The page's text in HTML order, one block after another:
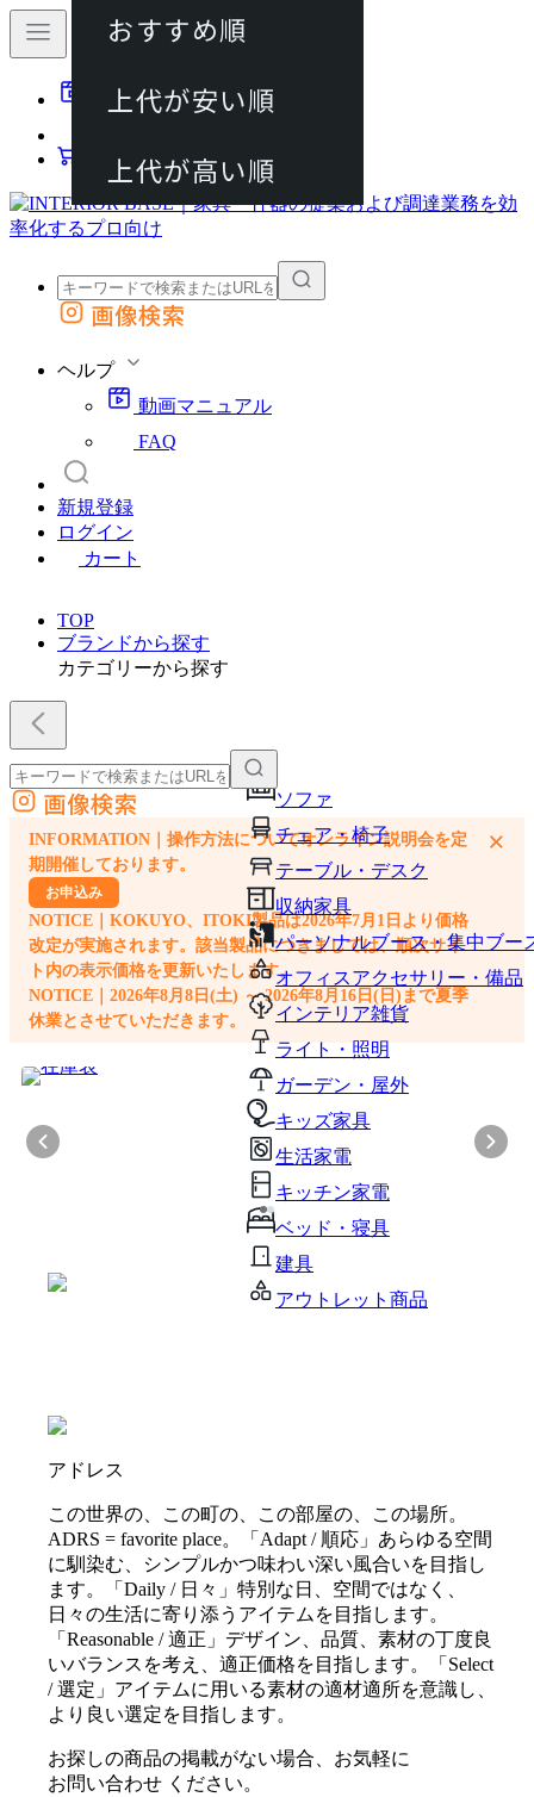
動画マニュアル
カート
外部サイトの商品をカートに追加
画像検索
ヘルプ
動画マニュアル
FAQ
新規登録
ログイン
カート
TOP
ブランドから探す
カテゴリーから探す
ソファ
チェア・椅子
テーブル・デスク
収納家具
パーソナルブース・集中ブー
オフィスアクセサリー・備品
インテリア雑貨
ライト・照明
ガーデン・屋外
キッズ家具
生活家電
キッチン家電
ベッド・寝具
建具
アウトレット商品
外部サイトの商品をカートに追加
他のサイトで見つけた商品ページのURLを貼り付けて、カートに追加できます
画像検索
INFORMATION｜操作方法についてオンライン説明会を定
期開催しております。
お申込み
NOTICE｜KOKUYO、ITOKI製品は2026年7月1日より価格
改定が実施されます。該当製品につきましては、順次サイ
ト内の表示価格を更新いたします。
NOTICE｜2026年8月8日(土) ～ 2026年8月16日(日)まで夏季
休業とさせていただきます。
×
アドレス
この世界の、この町の、この部屋の、この場所。
ADRS = favorite place。「Adapt / 順応」あらゆる空間
に馴染む、シンプルかつ味わい深い風合いを目指し
ます。「Daily / 日々」特別な日、空間ではなく、
日々の生活に寄り添うアイテムを目指します。
「Reasonable / 適正」デザイン、品質、素材の丁度良
いバランスを考え、適正価格を目指します。「Select
/ 選定」アイテムに用いる素材の適材適所を意識し、
より良い選定を目指します。
お探しの商品の掲載がない場合、お気軽に
お問い合わせ ください。
おすすめ順
上代が安い順
上代が高い順